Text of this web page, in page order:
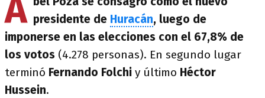
A presidente de Huracán, luego de
imponerse en las elecciones con el 67,8% de
los votos (4.278 personas). En segundo lugar
terminó Fernando Folchi y último Héctor
Hussein.